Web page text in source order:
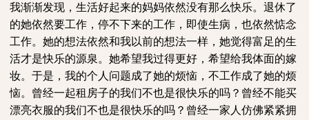
我渐渐发现，生活好起来的妈妈依然没有那么快乐。退休了
的她依然要工作，停不下来的工作，即使生病，也依然惦念
工作。她的想法依然和我以前的想法一样，她觉得富足的生
活才是快乐的源泉。她希望我过得更好，希望给我体面的嫁
妆。于是，我的个人问题成了她的烦恼，不工作成了她的烦
恼。曾经一起租房子的我们不也是很快乐的吗？曾经不能买
漂亮衣服的我们不也是很快乐的吗？曾经一家人仿佛紧紧拥